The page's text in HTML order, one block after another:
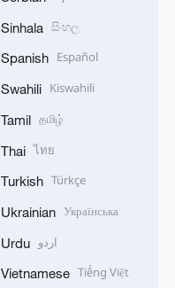
Sinhala සිංහල
Spanish Español
Swahili Kiswahili
Tamil தமிழ்
Thai ไทย
Turkish Türkçe
Ukrainian Українська
Urdu اردو
Vietnamese Tiếng Việt